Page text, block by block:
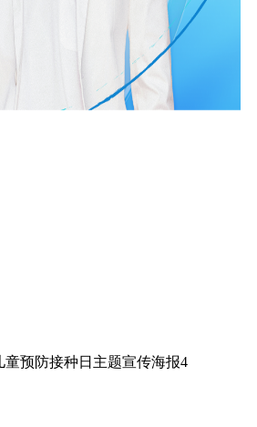
童预防接种日主题宣传海报4